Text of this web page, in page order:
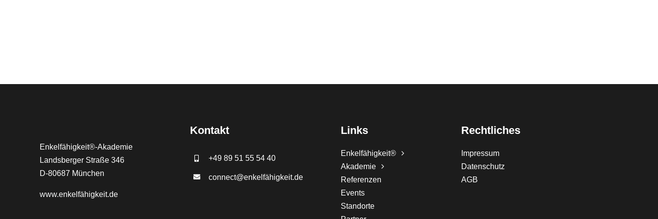
Enkelfähigkeit®-Akademie
Landsberger Straße 346
D-80687 München
www.enkelfähigkeit.de
Kontakt
+49 89 51 55 54 40
connect@enkelfähigkeit.de
Links
Enkelfähigkeit®
Akademie
Referenzen
Events
Standorte
Rechtliches
Impressum
Datenschutz
AGB